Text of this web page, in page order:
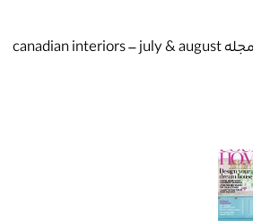
دانلود مجله canadian interiors – july & august